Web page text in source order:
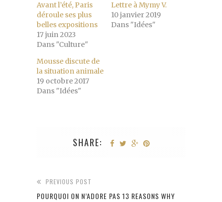
Avant l’été, Paris
déroule ses plus
belles expositions
17 juin 2023
Dans "Culture"
Lettre à Mymy V.
10 janvier 2019
Dans "Idées"
Mousse discute de
la situation animale
19 octobre 2017
Dans "Idées"
SHARE:
PREVIOUS POST
POURQUOI ON N’ADORE PAS 13 REASONS WHY